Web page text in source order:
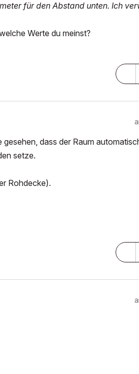
für den Abstand unten. Ich
Werte du meinst?
dass der Raum
setze.
Rohdecke).